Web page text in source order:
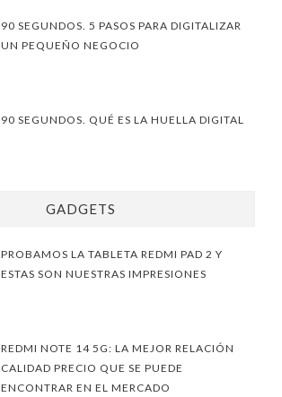
90 SEGUNDOS. 5 PASOS PARA DIGITALIZAR
UN PEQUEÑO NEGOCIO
90 SEGUNDOS. QUÉ ES LA HUELLA DIGITAL
GADGETS
PROBAMOS LA TABLETA REDMI PAD 2 Y
ESTAS SON NUESTRAS IMPRESIONES
REDMI NOTE 14 5G: LA MEJOR RELACIÓN
CALIDAD PRECIO QUE SE PUEDE
ENCONTRAR EN EL MERCADO